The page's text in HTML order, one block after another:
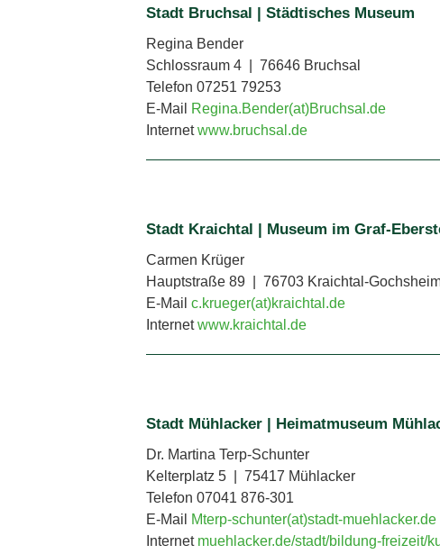
Stadt Bruchsal | Städtisches Museum
Regina Bender
Schlossraum 4 | 76646 Bruchsal
Telefon 07251 79253
E-Mail
Regina.Bender(at)Bruchsal.de
Internetwww.bruchsal.de
Stadt Kraichtal | Museum im Graf-
Carmen Krüger
Hauptstraße 89 | 76703 Kraichtal-
E-Mail c.krueger(at)kraichtal.de
Internet www.kraichtal.de
Stadt Mühlacker | Heimatmuseum
Dr. Martina Terp-Schunter
Kelterplatz 5 | 75417 Mühlacker
Telefon 07041 876-301
E-Mail
Mterp-schunter(at)stadt-muehlacker.de
Internet muehlacker.de/stadt/bildung-freizeit/